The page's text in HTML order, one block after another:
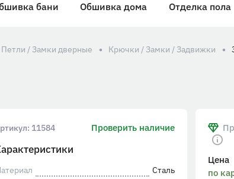
бани Обшивка дома Отделка пола
Петли / Замки дверные Крючки / Замки / Задвижки
11584 Проверить наличие
Сталь
Цена
по